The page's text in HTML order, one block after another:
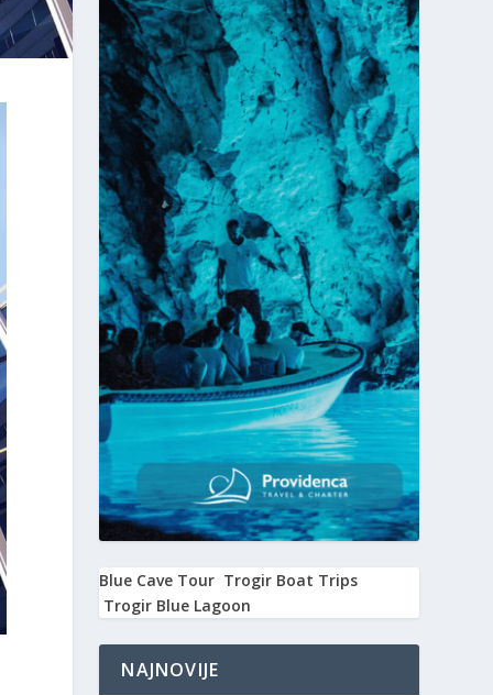
Blue Cave Tour Trogir Boat Trips
Trogir Blue Lagoon
NAJNOVIJE